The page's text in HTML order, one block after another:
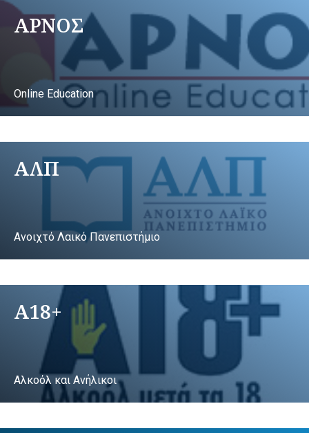
ΑΡΝΟΣ
Online Education
ΑΛΠ
Ανοιχτό Λαικό Πανεπιστήμιο
A18+
Αλκοόλ και Ανήλικοι